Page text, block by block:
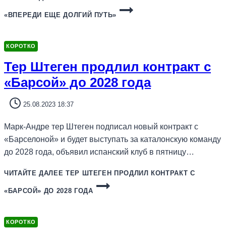
«ВПЕРЕДИ ЕЩЕ ДОЛГИЙ ПУТЬ»
КОРОТКО
Тер Штеген продлил контракт с
«Барсой» до 2028 года
25.08.2023 18:37
Марк-Андре тер Штеген подписал новый контракт с
«Барселоной» и будет выступать за каталонскую команду
до 2028 года, объявил испанский клуб в пятницу…
ЧИТАЙТЕ ДАЛЕЕ ТЕР ШТЕГЕН ПРОДЛИЛ КОНТРАКТ С
«БАРСОЙ» ДО 2028 ГОДА
КОРОТКО